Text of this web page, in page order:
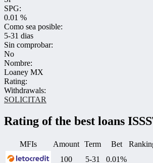
SPG:
0.01 %
Como sea posible:
5-31 dias
Sin comprobar:
No
Nombre:
Loaney MX
Rating:
Withdrawals:
SOLICITAR
Rating of the best loans
MFIs Amount Term Bet
100
5-31 0.01%